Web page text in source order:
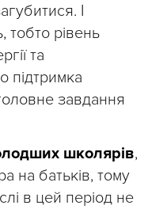
І
тобто рівень
та
підтримка
завдання
школярів,
на батьків, тому
в цей період не